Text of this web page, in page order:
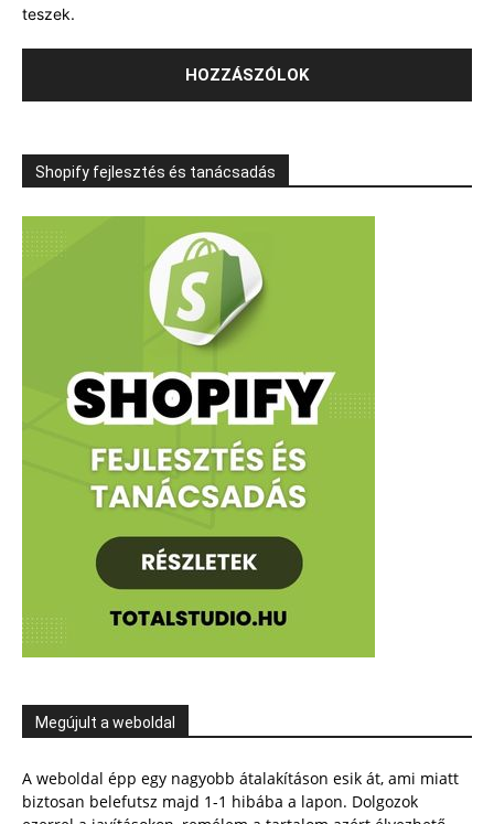
teszek.
Shopify fejlesztés és tanácsadás
Megújult a weboldal
A weboldal épp egy nagyobb átalakításon esik át, ami miatt
biztosan belefutsz majd 1-1 hibába a lapon. Dolgozok